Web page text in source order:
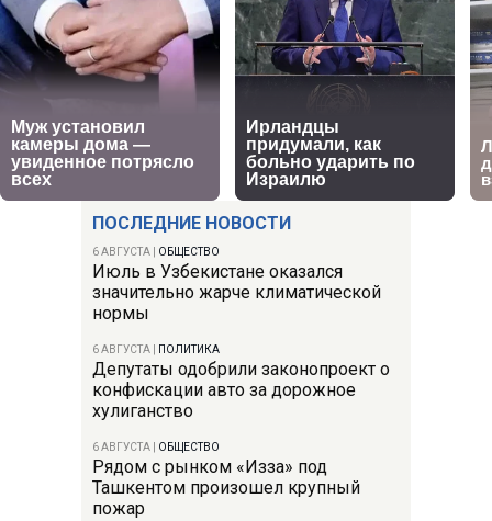
ПОСЛЕДНИЕ НОВОСТИ
6 АВГУСТА ОБЩЕСТВО
Июль в Узбекистане оказался
значительно жарче климатической
нормы
6 АВГУСТА ПОЛИТИКА
Депутаты одобрили законопроект о
конфискации авто за дорожное
хулиганство
6 АВГУСТА ОБЩЕСТВО
Рядом с рынком «Изза» под
Ташкентом произошел крупный
пожар